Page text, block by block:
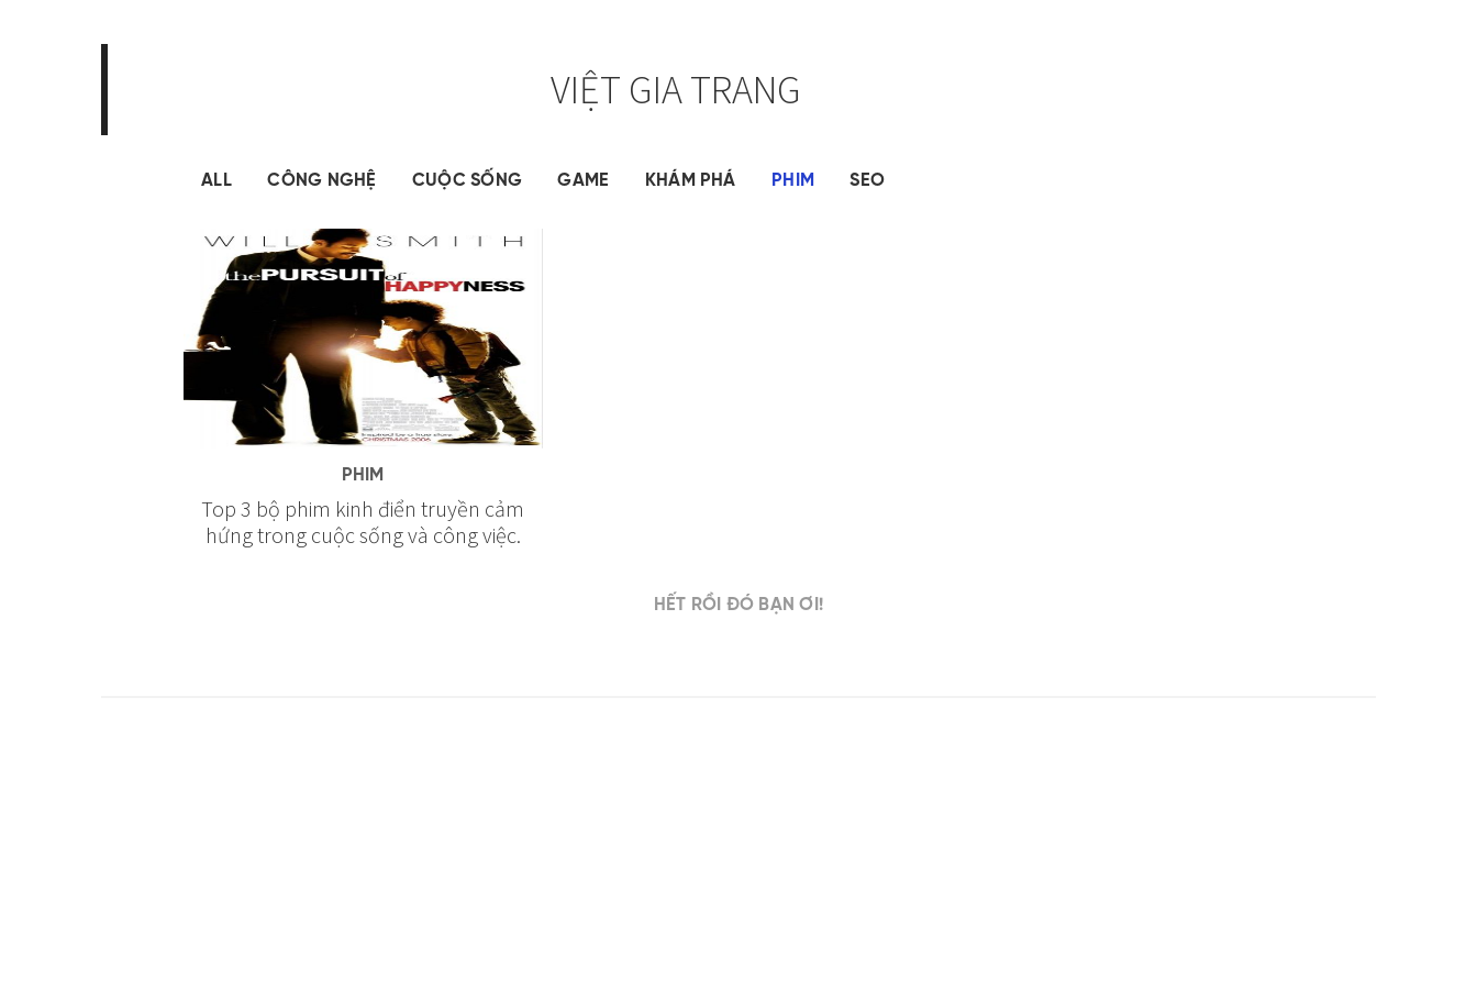
VIỆT GIA TRANG
ALL CÔNG NGHỆ CUỘC SỐNG GAME KHÁM PHÁ PHIM SEO
PHIM
Top 3 bộ phim kinh điển truyền cảm
hứng trong cuộc sống và công việc.
HẾT RỒI ĐÓ BẠN ƠI!